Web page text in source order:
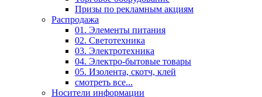
Призы по рекламным акциям
Распродажа
01. Элементы питания
02. Светотехника
03. Электротехника
04. Электро-бытовые товары
05. Изолента, скотч, клей
смотреть все...
Носители информации